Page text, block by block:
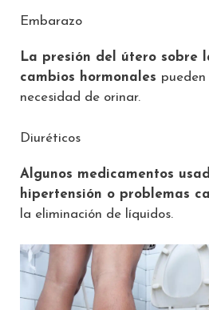
Embarazo
La presión del útero sobre
cambios hormonales
necesidad de orinar.
Diuréticos
Algunos medicamentos
hipertensión o problemas
la eliminación de líquidos.